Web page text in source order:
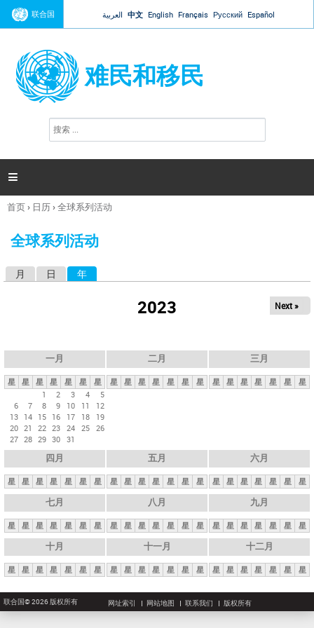
Jump to navigation
联合国 العربية 中文 English Français Русский Español
难民和移民
搜
索

你
这
首页› 日历›全球系列活动
全球系列活动
月 日 年
2023 Next »
一月
星 星 星 星 星 星
星
1
2 3 4
5
6
7 8 9 10 11
12
13 14 15 16 17 18
19
20 21 22 23 24 25 26
27 28 29 30 31
二月
星 星 星 星 星 星 星
三月
星 星 星 星 星 星 星
四月
星 星 星 星 星 星 星
五月
星 星 星 星 星 星 星
六月
星 星 星 星 星 星 星
七月
星 星 星 星 星 星 星
八月
星 星 星 星 星 星 星
九月
星 星 星 星 星 星 星
十月
星 星 星 星 星 星 星
十一月
星 星 星 星 星 星 星
十二月
星 星 星 星 星 星 星
联合国© 2026 版权所有 网址索引 网站地图 联系我们 版权所有